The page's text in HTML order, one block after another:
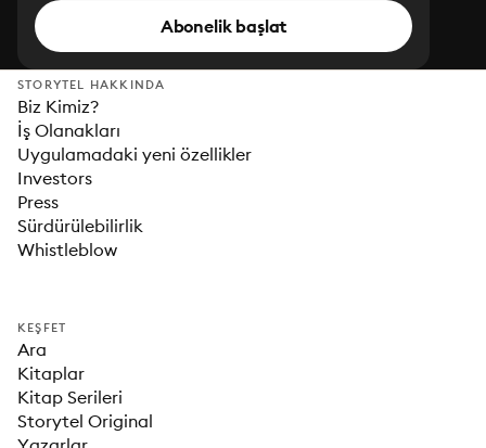
Abonelik başlat
STORYTEL HAKKINDA
Biz Kimiz?
İş Olanakları
Uygulamadaki yeni özellikler
Investors
Press
Sürdürülebilirlik
Whistleblow
KEŞFET
Ara
Kitaplar
Kitap Serileri
Storytel Original